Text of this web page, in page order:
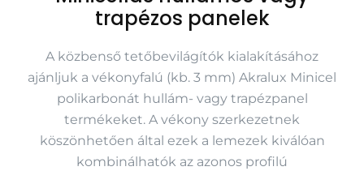
trapézos panelek
A közbenső tetőbevilágítók kialakításához
ajánljuk a vékonyfalú (kb. 3 mm) Akralux Minicel
polikarbonát hullám- vagy trapézpanel
termékeket. A vékony szerkezetnek
köszönhetően által ezek a lemezek kiválóan
kombinálhatók az azonos profilú